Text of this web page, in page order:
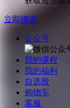
立即绑定
公众号
我的课程
我的福利
自选股
购物车
客服